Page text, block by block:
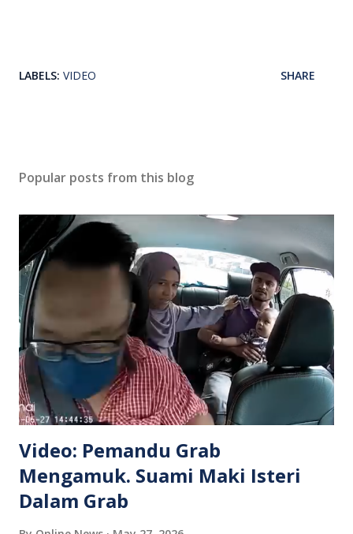
LABELS: VIDEO SHARE
Popular posts from this blog
Video: Pemandu Grab
Mengamuk. Suami Maki Isteri
Dalam Grab